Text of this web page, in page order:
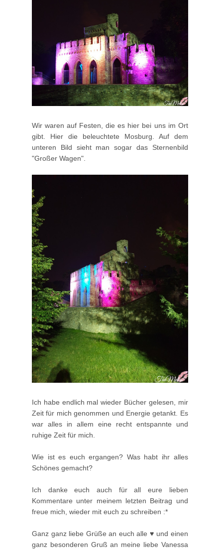
Wir waren auf Festen, die es hier bei uns im Ort
gibt. Hier die beleuchtete Mosburg. Auf dem
unteren Bild sieht man sogar das Sternenbild
"Großer Wagen".
Ich habe endlich mal wieder Bücher gelesen, mir
Zeit für mich genommen und Energie getankt. Es
war alles in allem eine recht entspannte und
ruhige Zeit für mich.
Wie ist es euch ergangen? Was habt ihr alles
Schönes gemacht?
Ich danke euch auch für all eure lieben
Kommentare unter meinem letzten Beitrag und
freue mich, wieder mit euch zu schreiben :*
Ganz ganz liebe Grüße an euch alle ♥ und einen
ganz besonderen Gruß an meine liebe Vanessa